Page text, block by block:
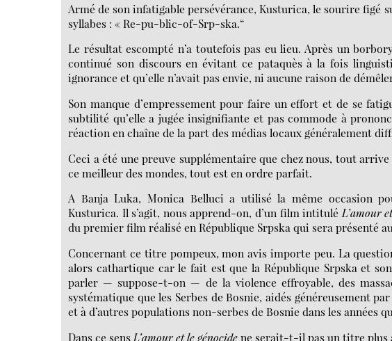
Armé de son infatigable persévérance, Kusturica, le sourire figé
syllabes : « Re-pu-blic-of-Srp-ska.“
Le résultat escompté n’a toutefois pas eu lieu. Après un
continué son discours en évitant ce pataquès à la fois
ignorance et qu’elle n’avait pas envie, ni aucune raison de
Son manque d’empressement pour faire un effort et de se
subtilité qu’elle a jugée insignifiante et pas commode à
réaction en chaîne de la part des médias locaux généralement
Ceci a été une preuve supplémentaire que chez nous, tout
ce meilleur des mondes, tout est en ordre parfait.
A Banja Luka, Monica Belluci a utilisé la même occasion
Kusturica. Il s’agit, nous apprend-on, d’un film intituléL’amour
du premier film réalisé en République Srpska qui sera présenté
Concernant ce titre pompeux, mon avis importe peu. La
alors cathartique car le fait est que la République Srpska et
parler — suppose-t-on — de la violence effroyable, des
systématique que les Serbes de Bosnie, aidés généreusement
et à d’autres populations non-serbes de Bosnie dans les années
Dans ce sens L’amour et le génocidene serait-t-il pas un titre plus